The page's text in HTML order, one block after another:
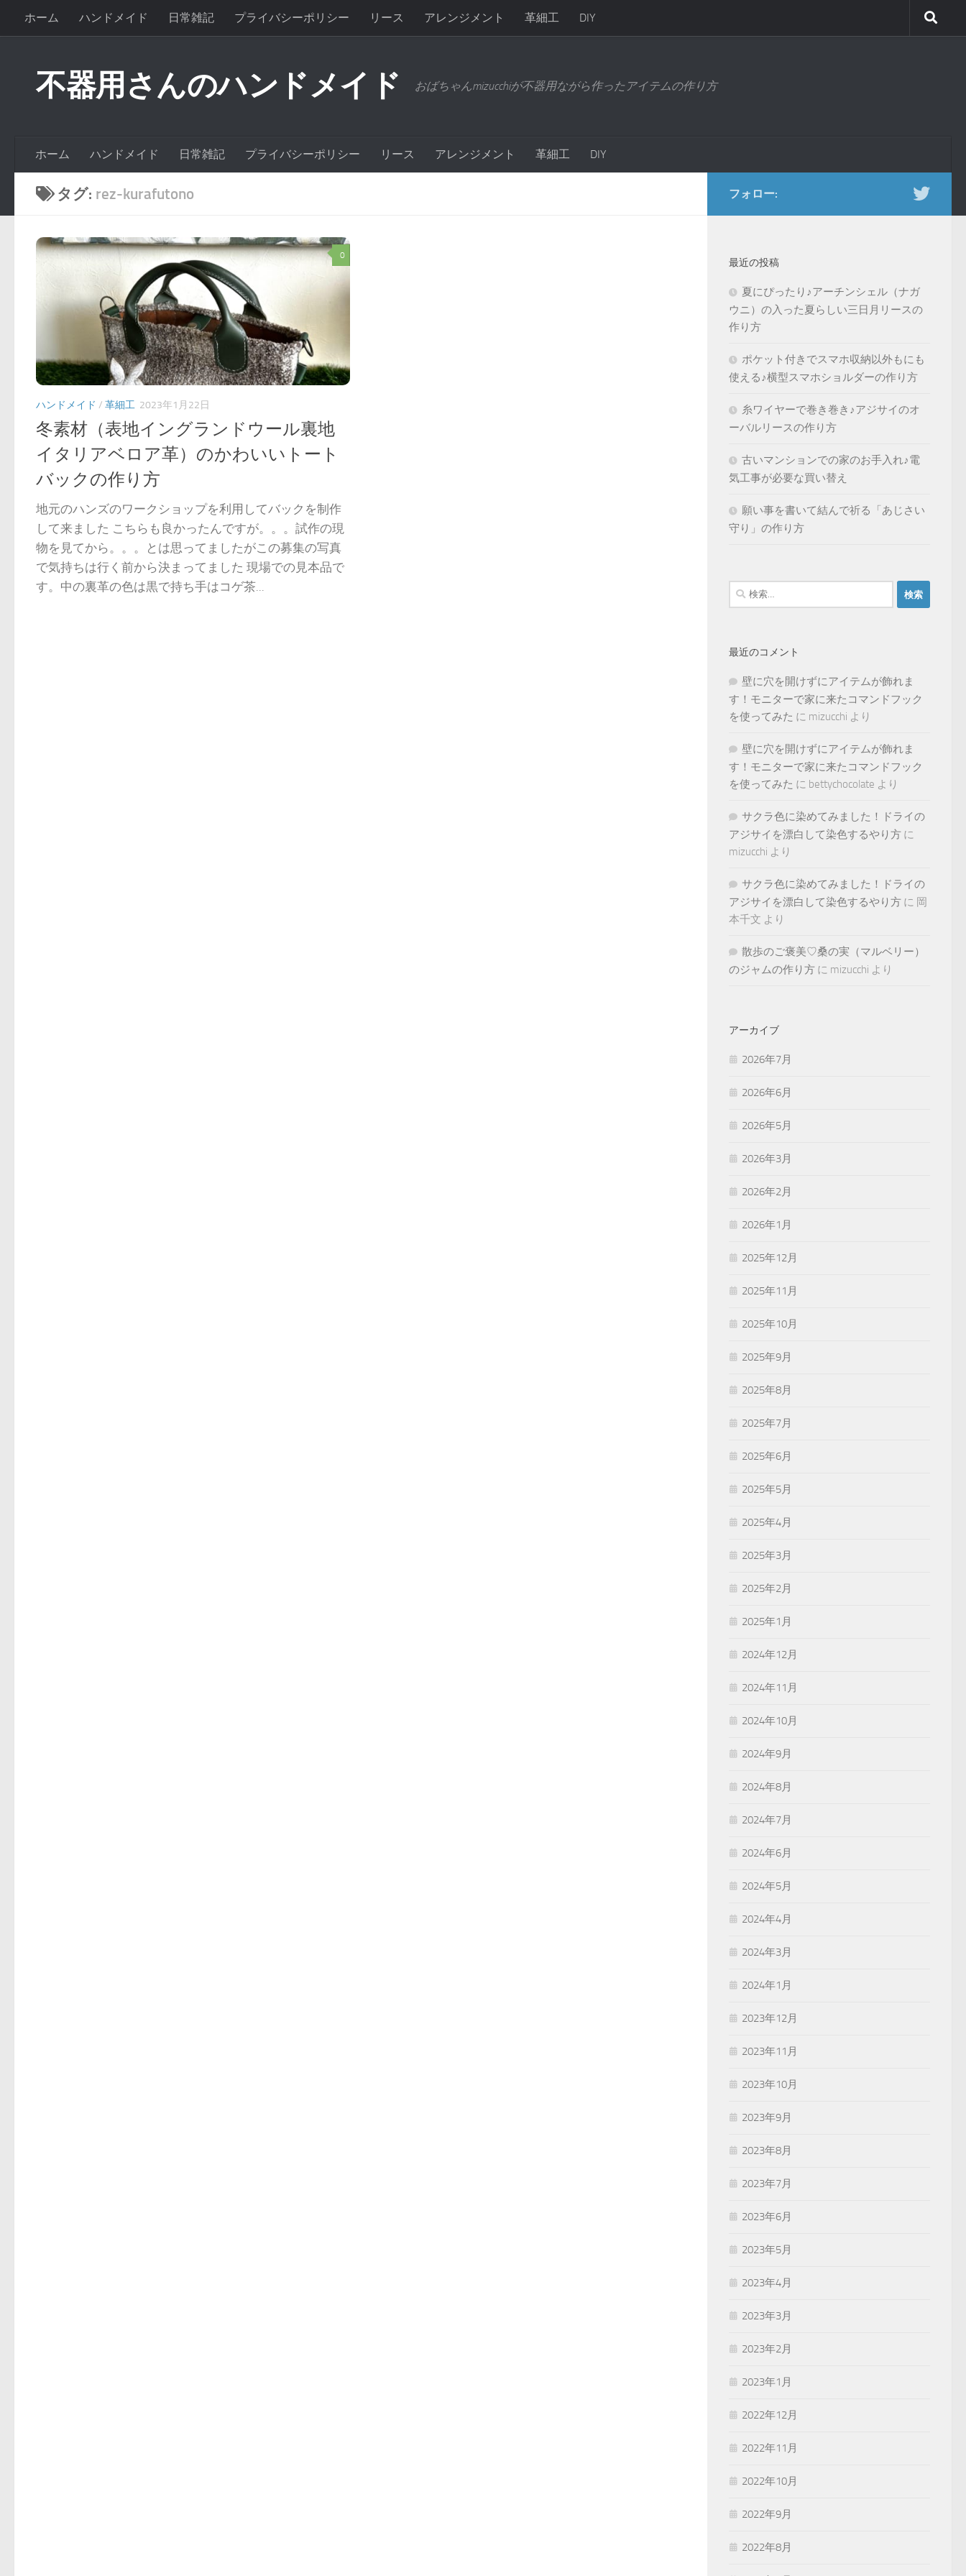
ホーム ハンドメイド 日常雑記 プライバシーポリシー リース アレンジメント 革細工 DIY
不器用さんのハンドメイド おばちゃんmizucchiが不器用ながら作ったアイテムの作り方
ホーム ハンドメイド 日常雑記 プライバシーポリシー リース アレンジメント 革細工 DIY
タグ: rez-kurafutono
0
ハンドメイド / 革細工 2023年1月22日
冬素材（表地イングランドウール裏地
イタリアベロア革）のかわいいトート
バックの作り方
地元のハンズのワークショップを利用してバックを制作
して来ました こちらも良かったんですが。。。試作の現
物を見てから。。。とは思ってましたがこの募集の写真
で気持ちは行く前から決まってました 現場での見本品で
す。中の裏革の色は黒で持ち手はコゲ茶...
フォロー:
最近の投稿
夏にぴったり♪アーチンシェル（ナガ
ウニ）の入った夏らしい三日月リースの
作り方
ポケット付きでスマホ収納以外もにも
使える♪横型スマホショルダーの作り方
糸ワイヤーで巻き巻き♪アジサイのオ
ーバルリースの作り方
古いマンションでの家のお手入れ♪電
気工事が必要な買い替え
願い事を書いて結んで祈る「あじさい
守り」の作り方
検
索:
最近のコメント
壁に穴を開けずにアイテムが飾れま
す！モニターで家に来たコマンドフック
を使ってみた に mizucchi より
壁に穴を開けずにアイテムが飾れま
す！モニターで家に来たコマンドフック
を使ってみた に bettychocolate より
サクラ色に染めてみました！ドライの
アジサイを漂白して染色するやり方 に
mizucchi より
サクラ色に染めてみました！ドライの
アジサイを漂白して染色するやり方 に 岡
本千文 より
散歩のご褒美♡桑の実（マルベリー）
のジャムの作り方 に mizucchi より
アーカイブ
2026年7月
2026年6月
2026年5月
2026年3月
2026年2月
2026年1月
2025年12月
2025年11月
2025年10月
2025年9月
2025年8月
2025年7月
2025年6月
2025年5月
2025年4月
2025年3月
2025年2月
2025年1月
2024年12月
2024年11月
2024年10月
2024年9月
2024年8月
2024年7月
2024年6月
2024年5月
2024年4月
2024年3月
2024年1月
2023年12月
2023年11月
2023年10月
2023年9月
2023年8月
2023年7月
2023年6月
2023年5月
2023年4月
2023年3月
2023年2月
2023年1月
2022年12月
2022年11月
2022年10月
2022年9月
2022年8月